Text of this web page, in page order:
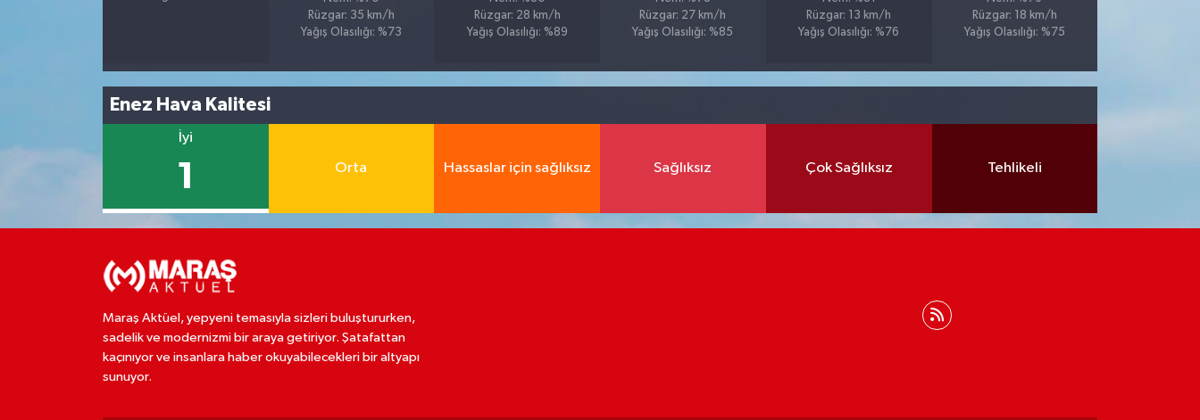
Rüzgar: 35 km/h
Yağış Olasılığı: %73
Rüzgar: 28 km/h
Yağış Olasılığı: %89
Rüzgar: 27 km/h
Yağış Olasılığı: %85
Rüzgar: 13 km/h
Yağış Olasılığı: %76
Rüzgar: 18 km/h
Yağış Olasılığı: %75
Enez Hava Kalitesi
İyi
1 Orta Hassaslar için sağlıksız Sağlıksız Çok Sağlıksız Tehlikeli
Maraş Aktüel, yepyeni temasıyla sizleri buluştururken,
sadelik ve modernizmi bir araya getiriyor. Şatafattan
kaçınıyor ve insanlara haber okuyabilecekleri bir altyapı
sunuyor.